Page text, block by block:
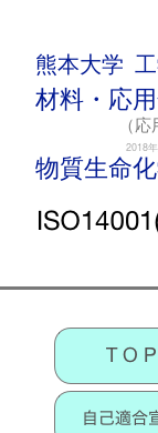
材料・応
（応用生命
物質生命
熊本大学
2018